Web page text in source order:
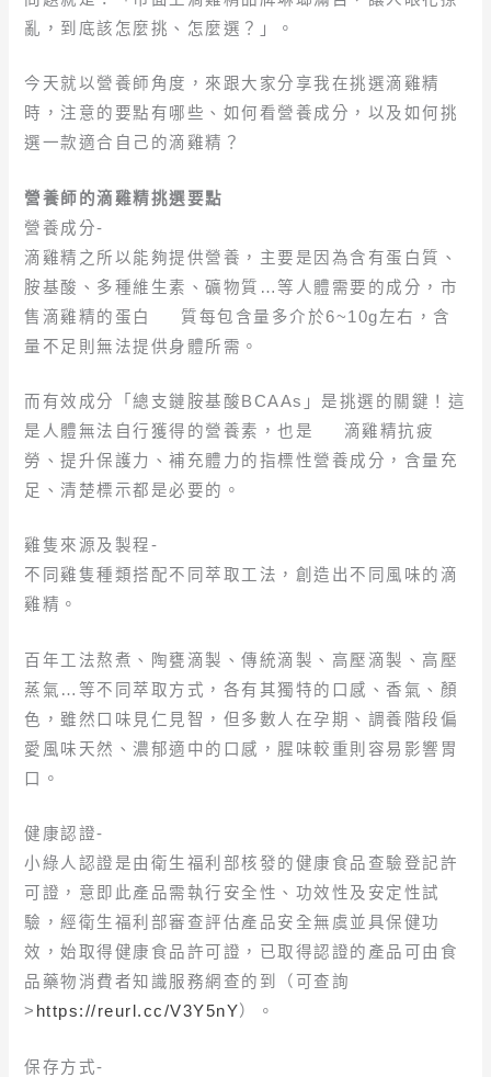
亂，到底該怎麼挑、怎麼選？」。
今天就以營養師角度，來跟大家分享我在挑選滴雞精
時，注意的要點有哪些、如何看營養成分，以及如何挑
選一款適合自己的滴雞精？
營養師的滴雞精挑選要點
營養成分-
滴雞精之所以能夠提供營養，主要是因為含有蛋白質、
胺基酸、多種維生素、礦物質…等人體需要的成分，市
售滴雞精的蛋白 質每包含量多介於6~10g左右，含
量不足則無法提供身體所需。
而有效成分「總支鏈胺基酸BCAAs」是挑選的關鍵！這
是人體無法自行獲得的營養素，也是 滴雞精抗疲
勞、提升保護力、補充體力的指標性營養成分，含量充
足、清楚標示都是必要的。
雞隻來源及製程-
不同雞隻種類搭配不同萃取工法，創造出不同風味的滴
雞精。
百年工法熬煮、陶甕滴製、傳統滴製、高壓滴製、高壓
蒸氣…等不同萃取方式，各有其獨特的口感、香氣、顏
色，雖然口味見仁見智，但多數人在孕期、調養階段偏
愛風味天然、濃郁適中的口感，腥味較重則容易影響胃
口。
健康認證-
小綠人認證是由衛生福利部核發的健康食品查驗登記許
可證，意即此產品需執行安全性、功效性及安定性試
驗，經衛生福利部審查評估產品安全無虞並具保健功
效，始取得健康食品許可證，已取得認證的產品可由食
品藥物消費者知識服務網查的到（可查詢
> https://reurl.cc/V3Y5nY）。
保存方式-